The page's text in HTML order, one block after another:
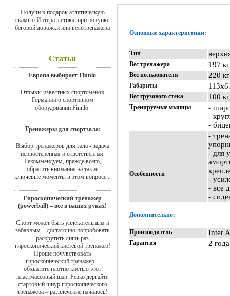
Получи в подарок атлетическую
скамью Интератлетика, при покупке
беговой дорожки или велотренажера
Статьи
Европа выбирает Finnlo
Отзывы известных спортсменов
Германии о спортивном
оборудовании Finnlo.
Тренажеры для спортзала:
Выбор тренажеров для зала - задача
первостепенная и ответственная.
Рекоммендуем, прежде всего,
обратить внимание на такие
ключевые моменты в этом вопросе...
Гироскопический тренажер
(powerball) – все в ваших руках!
Спорт может быть увлекательным и
забавным – достаточно попробовать
раскрутить лишь раз
гироскопический кистевой тренажер!
Проще почувствовать
гироскопический тренажер –
обхватите плотно кистью этот
пластмассовый шар. Резко дергайте
стартовый шнур гироскопического
тренажера – развлечение началось!
Основные характеристики:
Тип
Вес тренажера 197 кг
Вес пользователя 220 кг
Габариты
Вес грузового стека 100 кг
Тренируемые мышцы
-
-
-
Особенности
-
- для
-
- все
-
Дополнительно:
Производитель Inter
Гарантия 2 года